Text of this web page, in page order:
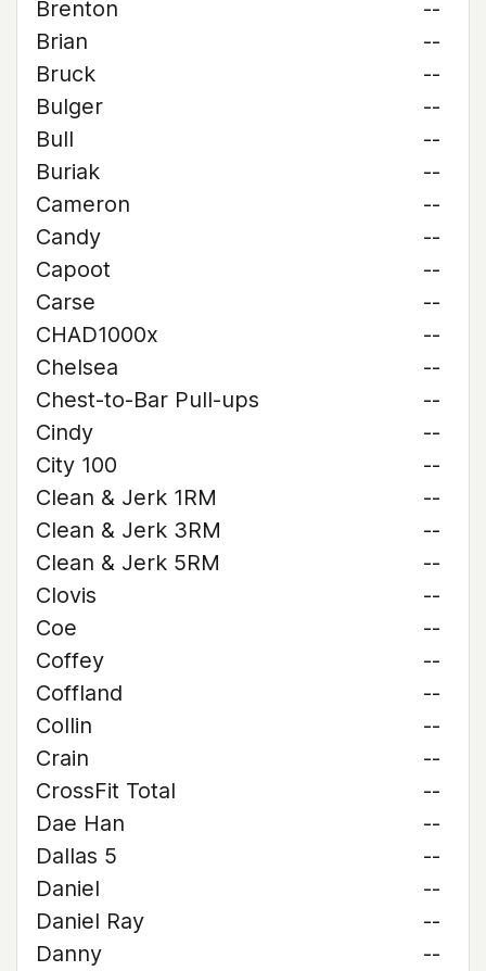
Brenton
--
Brian
--
Bruck
--
Bulger
--
Bull
--
Buriak
--
Cameron
--
Candy
--
Capoot
--
Carse
--
CHAD1000x
--
Chelsea
--
Chest-to-Bar Pull-ups
--
Cindy
--
City 100
--
Clean & Jerk 1RM
--
Clean & Jerk 3RM
--
Clean & Jerk 5RM
--
Clovis
--
Coe
--
Coffey
--
Coffland
--
Collin
--
Crain
--
CrossFit Total
--
Dae Han
--
Dallas 5
--
Daniel
--
Daniel Ray
--
Danny
--